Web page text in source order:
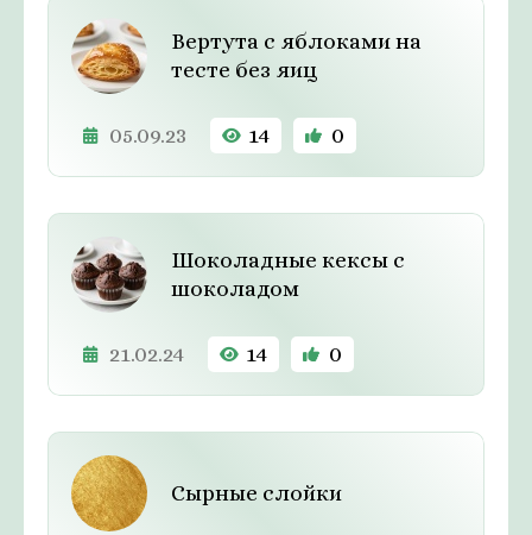
Вертута с яблоками на
тесте без яиц
05.09.23 14 0
Шоколадные кексы с
шоколадом
21.02.24 14 0
Сырные слойки